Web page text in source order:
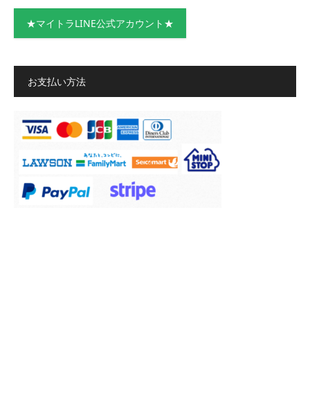
★マイトラLINE公式アカウント★
お支払い方法